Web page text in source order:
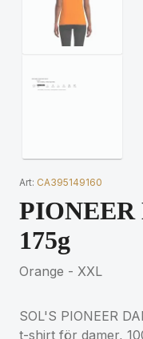
Art: CA395149160
175g
Orange - XXL
SOL'S PIONEER
t-shirt för damer,